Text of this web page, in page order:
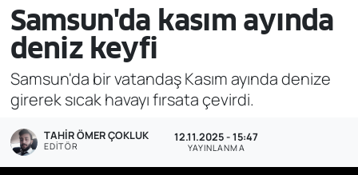
Samsun'da kasım ayında
deniz keyfi
Samsun'da bir vatandaş Kasım ayında denize
girerek sıcak havayı fırsata çevirdi.
TAHIR ÖMER ÇOKLUK
EDITÖR
12.11.2025 - 15:47
YAYINLANMA
Asayiş
Bilim ve Teknoloji
Bölge
Dünya
Tüm Manşetler
Son Dakika Haberleri
Haber Arşivi